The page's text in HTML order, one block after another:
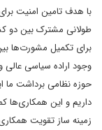
با هدف تامین امنیت
طولانی مشترک بین دو
برای تکمیل مشورت‌ها
وجود اراده سیاسی
حوزه نظامی برداشت ما
داریم و این
زمینه ساز تقویت